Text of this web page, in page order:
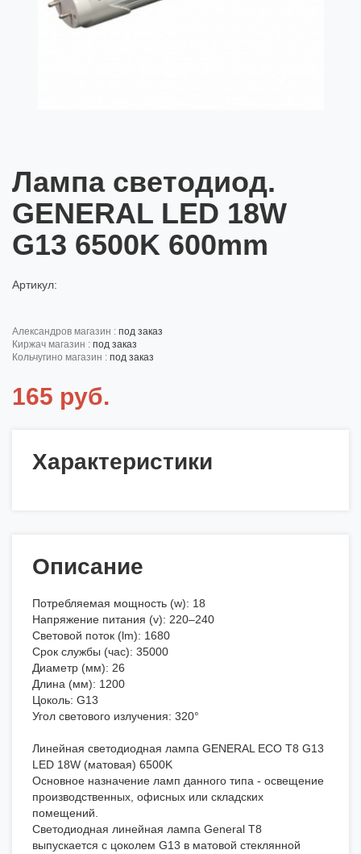
Лампа светодиод.
GENERAL LED 18W
G13 6500K 600mm
Артикул:
александров магазин : под заказ
киржач магазин : под заказ
кольчугино магазин : под заказ
165 руб.
Характеристики
Описание
Потребляемая мощность (w): 18
Напряжение питания (v): 220–240
Световой поток (lm): 1680
Срок службы (час): 35000
Диаметр (мм): 26
Длина (мм): 1200
Цоколь: G13
Угол светового излучения: 320°
Линейная светодиодная лампа GENERAL ECO T8 G13
LED 18W (матовая) 6500K
Основное назначение ламп данного типа - освещение
производственных, офисных или складских
помещений.
Светодиодная линейная лампа General T8
выпускается с цоколем G13 в матовой стеклянной